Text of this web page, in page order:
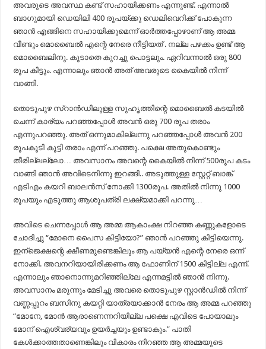
അവരുടെ അവസ്ഥ കണ്ട് സഹായിക്കണം എന്നുണ്ട്. എന്നാൽ
ബാഗുമായി ഡെയിലി 400 രൂപയ്ക്കു ഡെലിവെറിക്ക് പോകുന്ന
ഞാൻ എങ്ങിനെ സഹായിക്കുമെന്ന് ഓർത്തപ്പോഴാണ് ആ അമ്മ
വീണ്ടും മൊബൈൽ എന്റെ നേരെ നീട്ടിയത് . നല്ല പഴക്കം ഉണ്ട് ആ
മൊബൈലിനു. കൂടാതെ കുറച്ചു പൊട്ടലും. ഏറിവന്നാൽ ഒരു 800
രൂപ കിട്ടും. എന്നാലും ഞാൻ അത് അവരുടെ കൈയിൽ നിന്ന്
വാങ്ങി.
തൊടുപുഴ സ്റാൻഡിലുള്ള സുഹൃത്തിന്റെ മൊബൈൽ കടയിൽ
ചെന്ന് കാര്യം പറഞ്ഞപ്പോൾ അവൻ ഒരു 700 രൂപ തരാം
എന്നുപറഞ്ഞു. അത് ഒന്നുമാകില്ലന്നു പറഞ്ഞപ്പോൾ അവൻ 200
രൂപകൂടി കൂട്ടി തരാം എന്ന് പറഞ്ഞു. പക്ഷെ അതുകൊണ്ടും
തീരില്ലല്ലോ… അവസാനം അവന്റെ കൈയിൽ നിന്ന് 500രൂപ കടം
വാങ്ങി ഞാൻ അവിടെനിന്നു ഇറങ്ങി.. അടുത്തുള്ള സ്റ്റേറ്റ് ബാങ്ക്
എടിഎം കയറി ബാലൻസ് നോക്കി 1300രൂപ. അതിൽ നിന്നു 1000
രൂപയും എടുത്തു ആശുപത്രി ലക്ഷ്യമാക്കി പറന്നു…
അവിടെ ചെന്നപ്പോൾ ആ അമ്മ ആകാംക്ഷ നിറഞ്ഞ കണ്ണുകളോടെ
ചോദിച്ചു “മോനെ പൈസ കിട്ടിയോ?” ഞാൻ പറഞ്ഞു കിട്ടിയെന്നു.
ഇന്ജെക്ഷന്റെ ക്ഷീണമുണ്ടെങ്കിലും ആ പയ്യൻ എന്റെ നേരെ ഒന്ന്
നോക്കി. അവനറിയായിരിക്കണം ആ ഫോണിന് 1500 കിട്ടില്ല എന്ന്.
എന്നാലും ഞാനൊന്നുമറിഞ്ഞില്ലേ എന്നമട്ടിൽ ഞാൻ നിന്നു.
അവസാനം മരുന്നും മേടിച്ചു അവരെ തൊടുപുഴ സ്റ്റാൻഡിൽ നിന്ന്
വണ്ണപ്പുറം ബസിനു കയറ്റി യാത്രയാക്കാൻ നേരം ആ അമ്മ പറഞ്ഞു
“മോനേ, മോൻ ആരാണെന്നറിയില്ല പക്ഷെ എവിടെ പോയാലും
മോന് ഐശ്വര്യവും ഉയർച്ചയും ഉണ്ടാകും.” പാതി
കേൾക്കാത്തതാണെങ്കിലും വികാരം നിറഞ്ഞ ആ അമ്മയുടെ